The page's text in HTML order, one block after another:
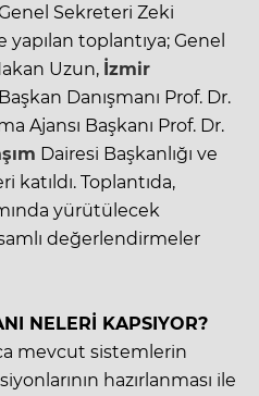
Sekreteri Zeki
yapılan toplantıya; Genel
Uzun, İzmir
Başkan Danışmanı Prof. Dr.
Ajansı Başkanı Prof. Dr.
Dairesi Başkanlığı ve
Toplantıda,
yürütülecek
değerlendirmeler
NELERİ KAPSIYOR?
mevcut sistemlerin
hazırlanması ile